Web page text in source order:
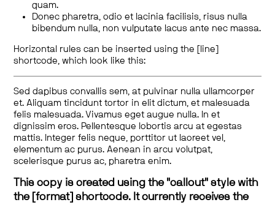
quam.
Donec pharetra, odio et lacinia facilisis, risus nulla
bibendum nulla, non vulputate lacus ante nec massa.
Horizontal rules can be inserted using the [line]
shortcode, which look like this:
Sed dapibus convallis sem, at pulvinar nulla ullamcorper
et. Aliquam tincidunt tortor in elit dictum, et malesuada
felis malesuada. Vivamus eget augue nulla. In et
dignissim eros. Pellentesque lobortis arcu at egestas
mattis. Integer felis neque, porttitor ut laoreet vel,
elementum ac purus. Aenean in arcu volutpat,
scelerisque purus ac, pharetra enim.
This copy is created using the "callout" style with
the [format] shortcode. It currently receives the